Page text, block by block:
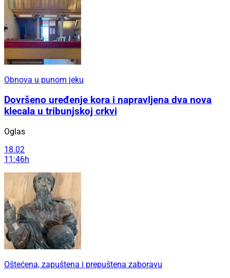
Obnova u punom jeku
Dovršeno uređenje kora i napravljena dva nova
klecala u tribunjskoj crkvi
Oglas
18.02
11:46h
Oštećena, zapuštena i prepuštena zaboravu